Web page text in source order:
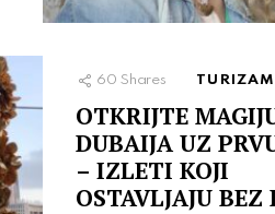
60 Shares TURIZAM
OTKRIJTE
DUBAIJA UZ
– IZLETI KOJI
OSTAVLJAJU BEZ